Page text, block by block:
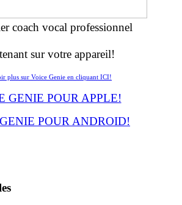
coach vocal professionnel
sur votre appareil!
plus sur Voice Genie en cliquant ICI!
GENIE POUR APPLE!
POUR ANDROID!